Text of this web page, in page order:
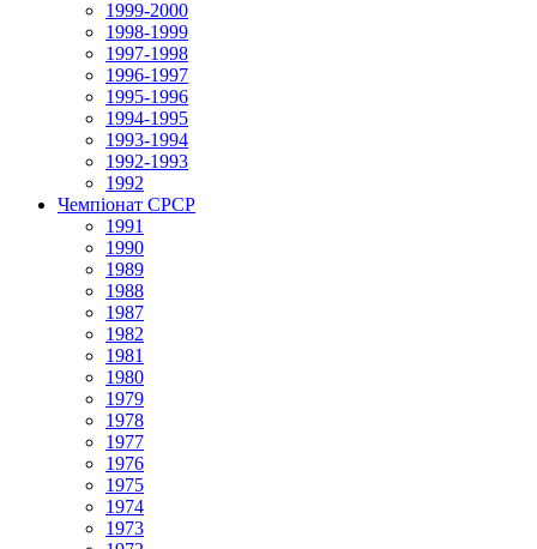
1999-2000
1998-1999
1997-1998
1996-1997
1995-1996
1994-1995
1993-1994
1992-1993
1992
Чемпіонат СРСР
1991
1990
1989
1988
1987
1982
1981
1980
1979
1978
1977
1976
1975
1974
1973